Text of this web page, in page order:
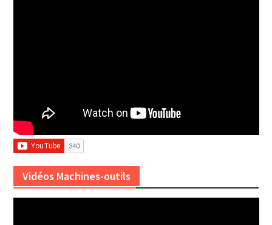
Vidéos Machines-outils